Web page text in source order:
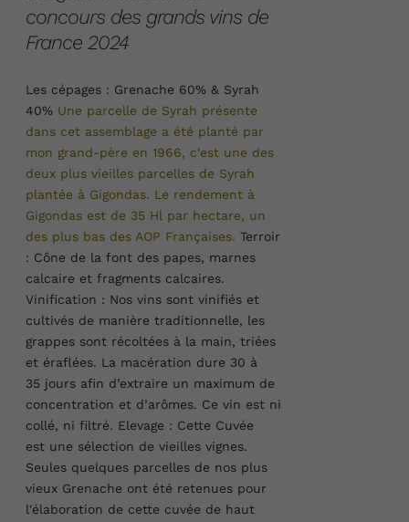
concours des grands vins de
France 2024
Les cépages : Grenache 60% & Syrah
40% Une parcelle de Syrah présente
dans cet assemblage a été planté par
mon grand-père en 1966, c'est une des
deux plus vieilles parcelles de Syrah
plantée à Gigondas. Le rendement à
Gigondas est de 35 Hl par hectare, un
des plus bas des AOP Françaises. Terroir
: Cône de la font des papes, marnes
calcaire et fragments calcaires.
Vinification : Nos vins sont vinifiés et
cultivés de manière traditionnelle, les
grappes sont récoltées à la main, triées
et éraflées. La macération dure 30 à
35 jours afin d’extraire un maximum de
concentration et d’arômes. Ce vin est ni
collé, ni filtré. Elevage : Cette Cuvée
est une sélection de vieilles vignes.
Seules quelques parcelles de nos plus
vieux Grenache ont été retenues pour
l'élaboration de cette cuvée de haut